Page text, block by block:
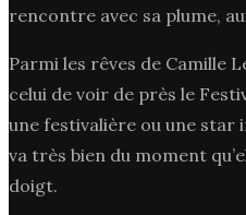
rencontre avec sa plume,
Parmi les rêves de Camille
celui de voir de près le
une festivalière ou une star
va très bien du moment
doigt.